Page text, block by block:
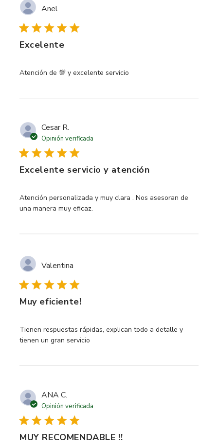
Anel
Excelente
Atención de 💯 y excelente servicio
read more about review content
Cesar R.
Opinión verificada
Excelente servicio y atención
Atención personalizada y muy clara . Nos asesoran de
una manera muy eficaz.
read more about review content Atención personalizada y
Valentina
Muy eficiente!
Tienen respuestas rápidas, explican todo a detalle y
tienen un gran servicio
read more about review content Tienen respuestas
ANA C.
Opinión verificada
MUY RECOMENDABLE !!